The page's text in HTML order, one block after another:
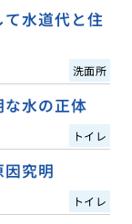
水道代と住
洗面所
な水の正体
トイレ
因究明
トイレ